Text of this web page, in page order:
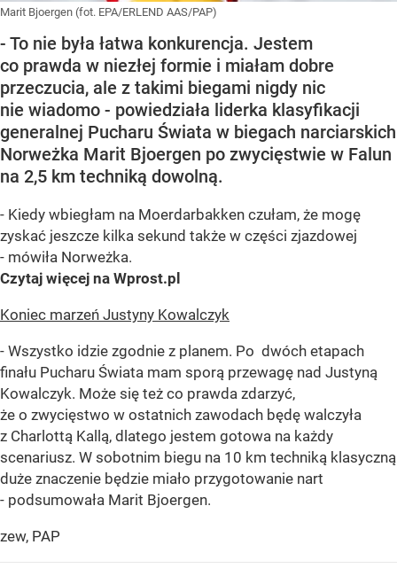
Marit Bjoergen (fot. EPA/ERLEND AAS/PAP)
- To nie była łatwa konkurencja. Jestem
co prawda w niezłej formie i miałam dobre
przeczucia, ale z takimi biegami nigdy nic
nie wiadomo - powiedziała liderka klasyfikacji
generalnej Pucharu Świata w biegach narciarskich
Norweżka Marit Bjoergen po zwycięstwie w Falun
na 2,5 km techniką dowolną.
- Kiedy wbiegłam na Moerdarbakken czułam, że mogę
zyskać jeszcze kilka sekund także w części zjazdowej
- mówiła Norweżka.
Czytaj więcej na Wprost.pl
Koniec marzeń Justyny Kowalczyk
- Wszystko idzie zgodnie z planem. Po dwóch etapach
finału Pucharu Świata mam sporą przewagę nad Justyną
Kowalczyk. Może się też co prawda zdarzyć,
że o zwycięstwo w ostatnich zawodach będę walczyła
z Charlottą Kallą, dlatego jestem gotowa na każdy
scenariusz. W sobotnim biegu na 10 km techniką klasyczną
duże znaczenie będzie miało przygotowanie nart
- podsumowała Marit Bjoergen.
zew, PAP